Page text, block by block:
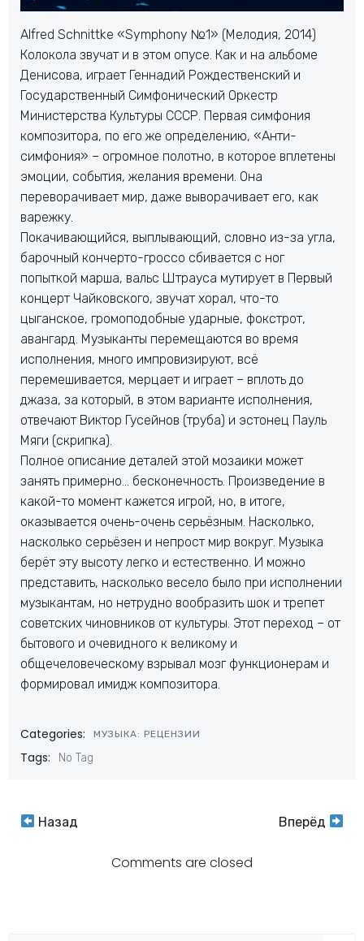
Alfred Schnittke «Symphony №1» (Мелодия, 2014)
Колокола звучат и в этом опусе. Как и на альбоме
Денисова, играет Геннадий Рождественский и
Государственный Симфонический Оркестр
Министерства Культуры СССР. Первая симфония
композитора, по его же определению, «Анти-
симфония» – огромное полотно, в которое вплетены
эмоции, события, желания времени. Она
переворачивает мир, даже выворачивает его, как
варежку.
Покачивающийся, выплывающий, словно из-за угла,
барочный кончерто-гроссо сбивается с ног
попыткой марша, вальс Штрауса мутирует в Первый
концерт Чайковского, звучат хорал, что-то
цыганское, громоподобные ударные, фокстрот,
авангард. Музыканты перемещаются во время
исполнения, много импровизируют, всё
перемешивается, мерцает и играет – вплоть до
джаза, за который, в этом варианте исполнения,
отвечают Виктор Гусейнов (труба) и эстонец Пауль
Мяги (скрипка).
Полное описание деталей этой мозаики может
занять примерно… бесконечность. Произведение в
какой-то момент кажется игрой, но, в итоге,
оказывается очень-очень серьёзным. Насколько,
насколько серьёзен и непрост мир вокруг. Музыка
берёт эту высоту легко и естественно. И можно
представить, насколько весело было при исполнении
музыкантам, но нетрудно вообразить шок и трепет
советских чиновников от культуры. Этот переход – от
бытового и очевидного к великому и
общечеловеческому взрывал мозг функционерам и
формировал имидж композитора.
Categories: МУЗЫКА: РЕЦЕНЗИИ
Tags: No Tag
Навигация
Назад
Навигация
по
Вперёд
Comments are closed